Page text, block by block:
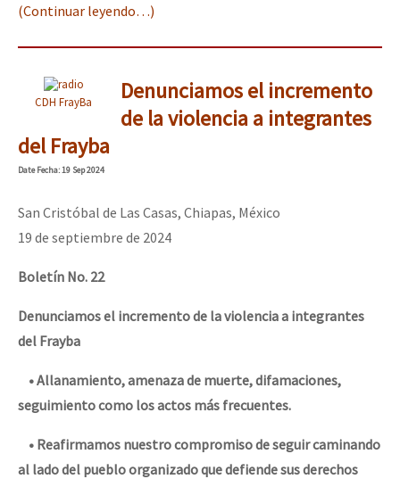
(Continuar leyendo…)
CDH FrayBa
Denunciamos el incremento
de la violencia a integrantes
del Frayba
DateFecha: 19 Sep 2024
San Cristóbal de Las Casas, Chiapas, México
19 de septiembre de 2024
Boletín No. 22
Denunciamos el incremento de la violencia a integrantes
del Frayba
• Allanamiento, amenaza de muerte, difamaciones,
seguimiento como los actos más frecuentes.
• Reafirmamos nuestro compromiso de seguir caminando
al lado del pueblo organizado que defiende sus derechos